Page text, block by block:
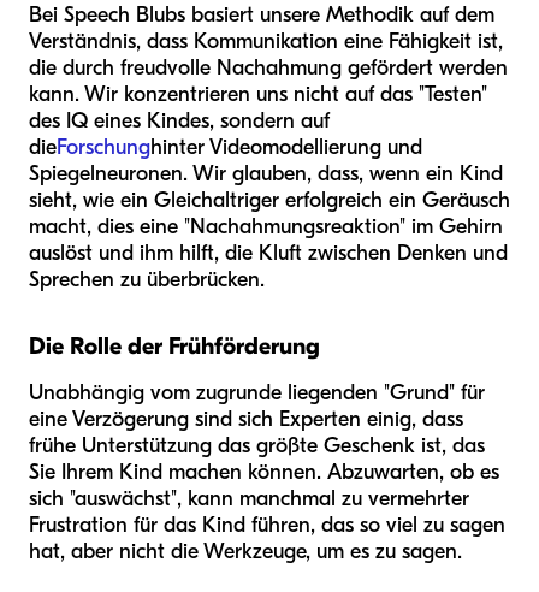
Bei Speech Blubs basiert unsere Methodik auf dem
Verständnis, dass Kommunikation eine Fähigkeit ist,
die durch freudvolle Nachahmung gefördert werden
kann. Wir konzentrieren uns nicht auf das "Testen"
des IQ eines Kindes, sondern auf
dieForschunghinter Videomodellierung und
Spiegelneuronen. Wir glauben, dass, wenn ein Kind
sieht, wie ein Gleichaltriger erfolgreich ein Geräusch
macht, dies eine "Nachahmungsreaktion" im Gehirn
auslöst und ihm hilft, die Kluft zwischen Denken und
Sprechen zu überbrücken.
Die Rolle der Frühförderung
Unabhängig vom zugrunde liegenden "Grund" für
eine Verzögerung sind sich Experten einig, dass
frühe Unterstützung das größte Geschenk ist, das
Sie Ihrem Kind machen können. Abzuwarten, ob es
sich "auswächst", kann manchmal zu vermehrter
Frustration für das Kind führen, das so viel zu sagen
hat, aber nicht die Werkzeuge, um es zu sagen.